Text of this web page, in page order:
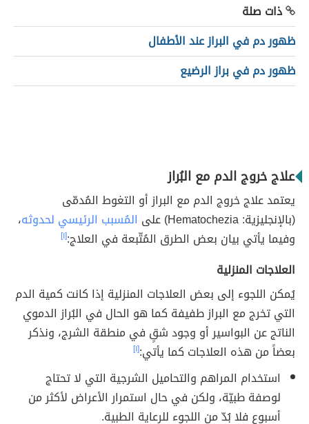
ذات صلة
ظهور دم في البراز عند الأطفال
ظهور دم في براز الرضيع
علاج خروج الدم مع البُراز
يعتمد علاج خروج الدم مع البراز أو التغوط المُدمّى
(بالإنجليزية: Hematochezia) على
المُسبب الرئيسي لحدوثه،
وفيما يأتي بيان بعض الطرق المُتّبعة في العلاج:[١]
العلاجات المنزلية
يُمكن اللجوء إلى بعض العلاجات المنزلية إذا كانت كمية الدم
التي تخرج مع البراز طفيفة كما هو الحال في البُراز الدموي
الناتج عن البواسير أو وجود شقٍ في منطقة الشرج، ونذكر
بعضاً من هذه العلاجات كما يأتي:[١]
استخدام المراهم والتحاميل الشرجية التي لا تحتاج
لوصفة طبيّة، ولكن في حال استمرار الأعراض لأكثر من
أسبوع فلا بُدّ من اللجوء للرعاية الطبية.